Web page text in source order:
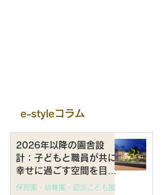
e-styleコラム
2026年以降の園舎設
計：子どもと職員が共に
幸せに過ごす空間を目指
して
保育園・幼稚園・認定こども園